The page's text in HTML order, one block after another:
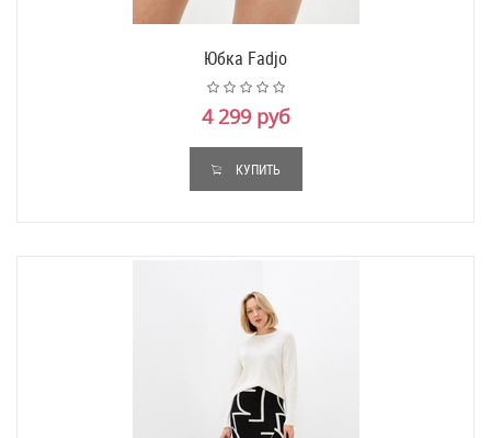
Юбка Fadjo
4 299 руб
КУПИТЬ